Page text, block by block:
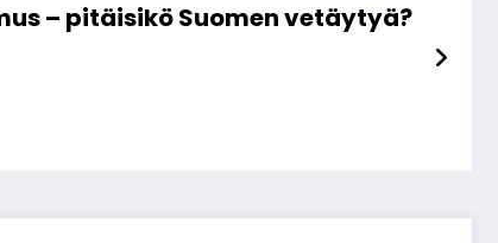
– pitäisikö Suomen vetäytyä?